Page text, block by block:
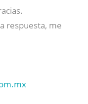
respuesta, me